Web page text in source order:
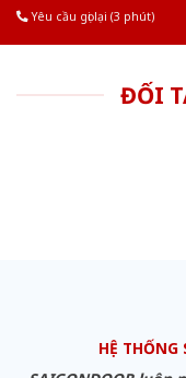
Yêu cầu gọi lại (3 phút)
ĐỐI
HỆ THỐNG